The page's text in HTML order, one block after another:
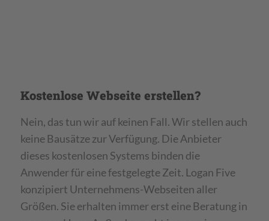
Kostenlose Webseite erstellen?
Nein, das tun wir auf keinen Fall. Wir stellen auch
keine Bausätze zur Verfügung. Die Anbieter
dieses kostenlosen Systems binden die
Anwender für eine festgelegte Zeit. Logan Five
konzipiert Unternehmens-Webseiten aller
Größen. Sie erhalten immer erst eine Beratung in